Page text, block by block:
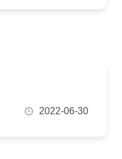
2022-06-30